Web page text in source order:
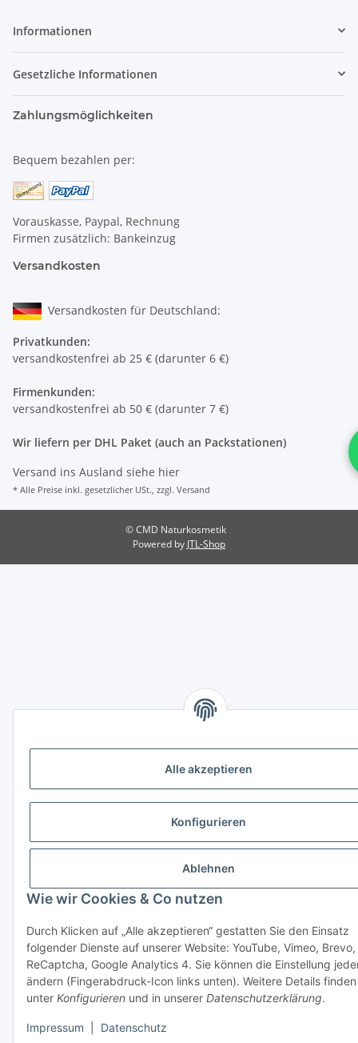
Alle akzeptieren
Konfigurieren
Ablehnen
Wie wir Cookies & Co nutzen
Durch Klicken auf „Alle akzeptieren“ gestatten Sie den Einsatz
folgender Dienste auf unserer Website: YouTube, Vimeo, Brevo,
ReCaptcha, Google Analytics 4. Sie können die Einstellung
ändern (Fingerabdruck-Icon links unten). Weitere Details finden
unter Konfigurieren und in unserer Datenschutzerklärung.
Impressum Datenschutz
Informationen
Gesetzliche Informationen
Zahlungsmöglichkeiten
Bequem bezahlen per:
Vorauskasse, Paypal, Rechnung
Firmen zusätzlich: Bankeinzug
Versandkosten
Versandkosten für Deutschland:
Privatkunden:
versandkostenfrei ab 25 € (darunter 6 €)
Firmenkunden:
versandkostenfrei ab 50 € (darunter 7 €)
Wir liefern per DHL Paket (auch an Packstationen)
Versand ins Ausland siehe hier
* Alle Preise inkl. gesetzlicher USt., zzgl. Versand
© CMD Naturkosmetik
Powered by JTL-Shop